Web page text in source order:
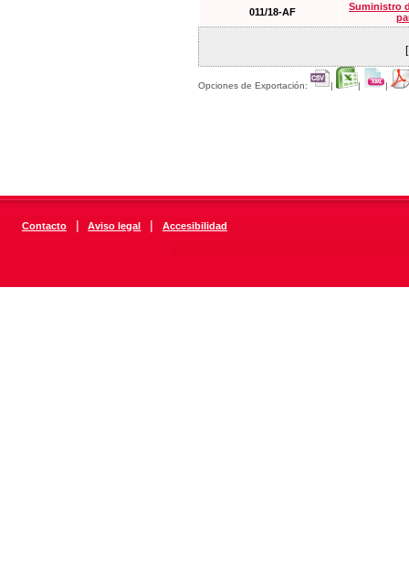
011/18-AF
Suministro
Opciones de Exportación: | | |
Contacto | Aviso legal | Accesibilidad